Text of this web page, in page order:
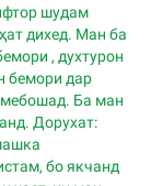
шудам
дихед. Ман ба
, духтурон
бемори дар
мебошад. Ба ман
Дорухат:
бо якчанд